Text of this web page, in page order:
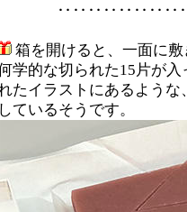
箱を開けると、一面に
学的な切られた15片が
たイラストにあるよう
しているそうです。